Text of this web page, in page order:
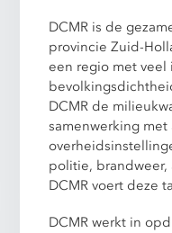
DCMR is de
provincie Zuid-
een regio met
DCMR de
samenwerking met
politie, brandweer,
DCMR voert deze
DCMR werkt in